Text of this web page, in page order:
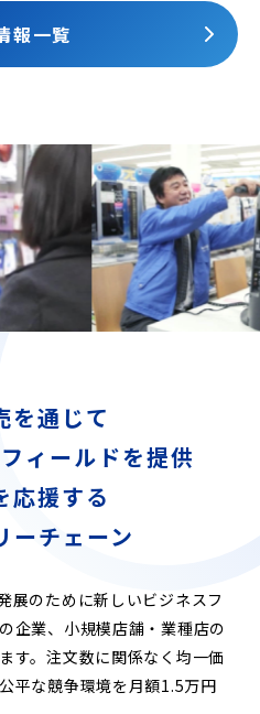
報一覧
を通じて
ィールドを提供
応援する
ーチェーン
展のために新しいビジネスフ
企業、小規模店舗・業種店の
す。注文数に関係なく均一価
平な競争環境を月額1.5万円